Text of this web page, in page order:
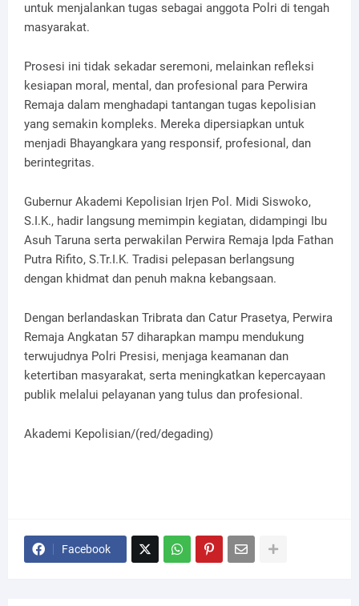
untuk menjalankan tugas sebagai anggota Polri di tengah
masyarakat.
Prosesi ini tidak sekadar seremoni, melainkan refleksi
kesiapan moral, mental, dan profesional para Perwira
Remaja dalam menghadapi tantangan tugas kepolisian
yang semakin kompleks. Mereka dipersiapkan untuk
menjadi Bhayangkara yang responsif, profesional, dan
berintegritas.
Gubernur Akademi Kepolisian Irjen Pol. Midi Siswoko,
S.I.K., hadir langsung memimpin kegiatan, didampingi Ibu
Asuh Taruna serta perwakilan Perwira Remaja Ipdа Fathan
Putra Rifito, S.Tr.I.K. Tradisi pelepasan berlangsung
dengan khidmat dan penuh makna kebangsaan.
Dengan berlandaskan Tribrata dan Catur Prasetya, Perwira
Remaja Angkatan 57 diharapkan mampu mendukung
terwujudnya Polri Presisi, menjaga keamanan dan
ketertiban masyarakat, serta meningkatkan kepercayaan
publik melalui pelayanan yang tulus dan profesional.
Akademi Kepolisian/(red/degading)
Facebook